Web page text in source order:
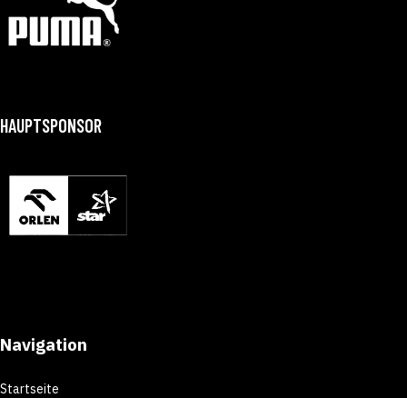
HAUPTSPONSOR
Navigation
Startseite